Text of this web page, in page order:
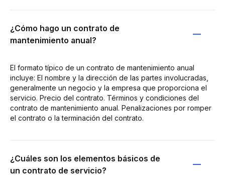
¿Cómo hago un contrato de
mantenimiento anual?
El formato típico de un contrato de mantenimiento anual
incluye: El nombre y la dirección de las partes involucradas,
generalmente un negocio y la empresa que proporciona el
servicio. Precio del contrato. Términos y condiciones del
contrato de mantenimiento anual. Penalizaciones por romper
el contrato o la terminación del contrato.
¿Cuáles son los elementos básicos de
un contrato de servicio?